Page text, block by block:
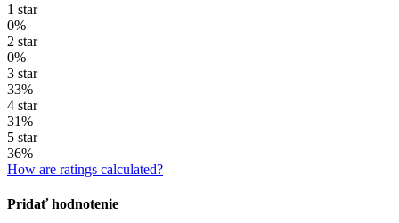
1 star
0%
2 star
0%
3 star
33%
4 star
31%
5 star
36%
How are ratings calculated?
Pridať hodnotenie